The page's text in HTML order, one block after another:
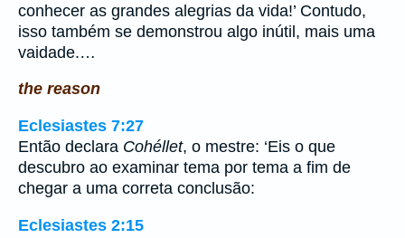
conhecer as grandes alegrias da vida!’ Contudo,
isso também se demonstrou algo inútil, mais uma
vaidade.…
the reason
Eclesiastes 7:27
Então declara Cohéllet, o mestre: ‘Eis o que
descubro ao examinar tema por tema a fim de
chegar a uma correta conclusão:
Eclesiastes 2:15